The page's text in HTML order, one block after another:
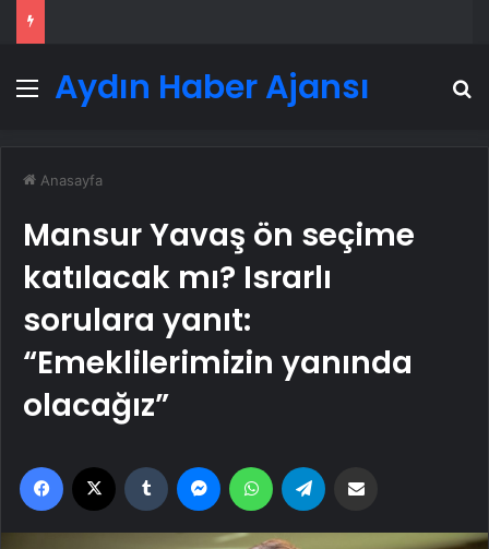
Menü
Aydın Haber Ajansı
Anasayfa
Mansur Yavaş ön seçime
katılacak mı? Israrlı
sorulara yanıt:
“Emeklilerimizin yanında
olacağız”
Facebook Tumblr MessengerWhatsApp